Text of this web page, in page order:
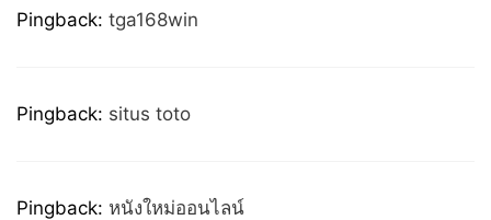
Pingback: tga168win
Pingback: situs toto
Pingback: หนังใหม่ออนไลน์